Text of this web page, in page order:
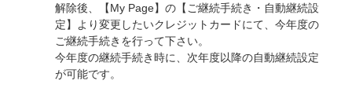
解除後、【My Page】の【ご継続手続き・自動継続設
定】より変更したいクレジットカードにて、今年度の
ご継続手続きを行って下さい。
今年度の継続手続き時に、次年度以降の自動継続設定
が可能です。